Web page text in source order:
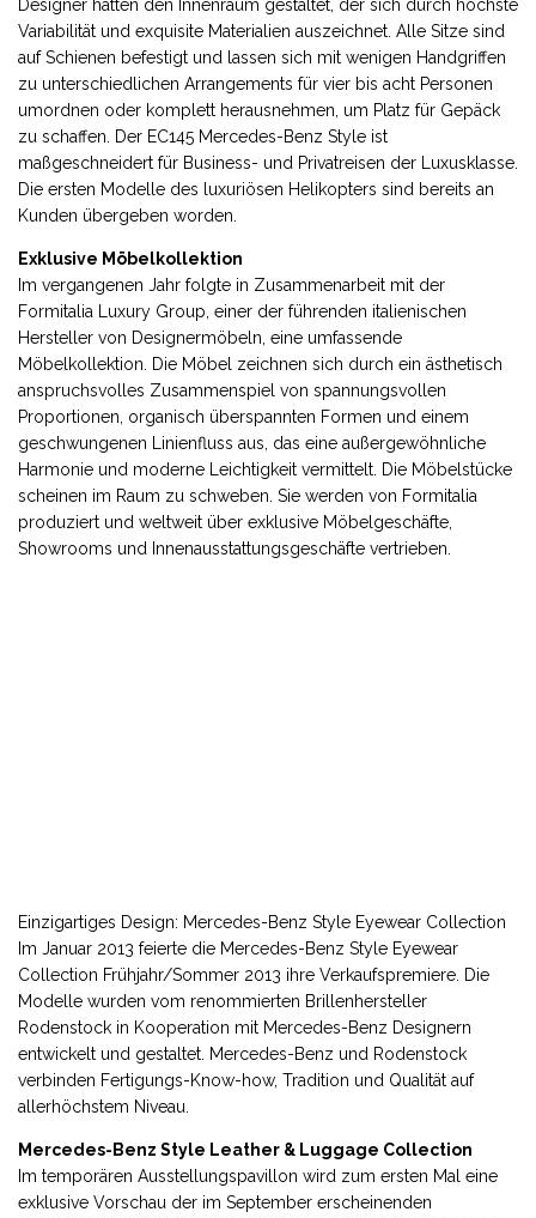
Designer hatten den Innenraum gestaltet, der sich durch höchste
Variabilität und exquisite Materialien auszeichnet. Alle Sitze sind
auf Schienen befestigt und lassen sich mit wenigen Handgriffen
zu unterschiedlichen Arrangements für vier bis acht Personen
umordnen oder komplett herausnehmen, um Platz für Gepäck
zu schaffen. Der EC145 Mercedes-Benz Style ist
maßgeschneidert für Business- und Privatreisen der Luxusklasse.
Die ersten Modelle des luxuriösen Helikopters sind bereits an
Kunden übergeben worden.
Exklusive Möbelkollektion
Im vergangenen Jahr folgte in Zusammenarbeit mit der
Formitalia Luxury Group, einer der führenden italienischen
Hersteller von Designermöbeln, eine umfassende
Möbelkollektion. Die Möbel zeichnen sich durch ein ästhetisch
anspruchsvolles Zusammenspiel von spannungsvollen
Proportionen, organisch überspannten Formen und einem
geschwungenen Linienfluss aus, das eine außergewöhnliche
Harmonie und moderne Leichtigkeit vermittelt. Die Möbelstücke
scheinen im Raum zu schweben. Sie werden von Formitalia
produziert und weltweit über exklusive Möbelgeschäfte,
Showrooms und Innenausstattungsgeschäfte vertrieben.
Einzigartiges Design: Mercedes-Benz Style Eyewear Collection
Im Januar 2013 feierte die Mercedes-Benz Style Eyewear
Collection Frühjahr/Sommer 2013 ihre Verkaufspremiere. Die
Modelle wurden vom renommierten Brillenhersteller
Rodenstock in Kooperation mit Mercedes-Benz Designern
entwickelt und gestaltet. Mercedes-Benz und Rodenstock
verbinden Fertigungs-Know-how, Tradition und Qualität auf
allerhöchstem Niveau.
Mercedes-Benz Style Leather & Luggage Collection
Im temporären Ausstellungspavillon wird zum ersten Mal eine
exklusive Vorschau der im September erscheinenden